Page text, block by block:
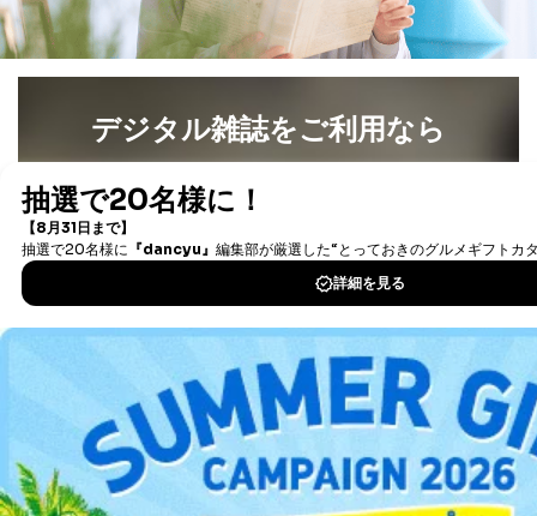
デジタル雑誌をご利用なら
書籍）が無料で読み放題！
DOWNLOAD FOR IOS
DOWNLOAD FOR ANDROID
ご利用方法はこちら